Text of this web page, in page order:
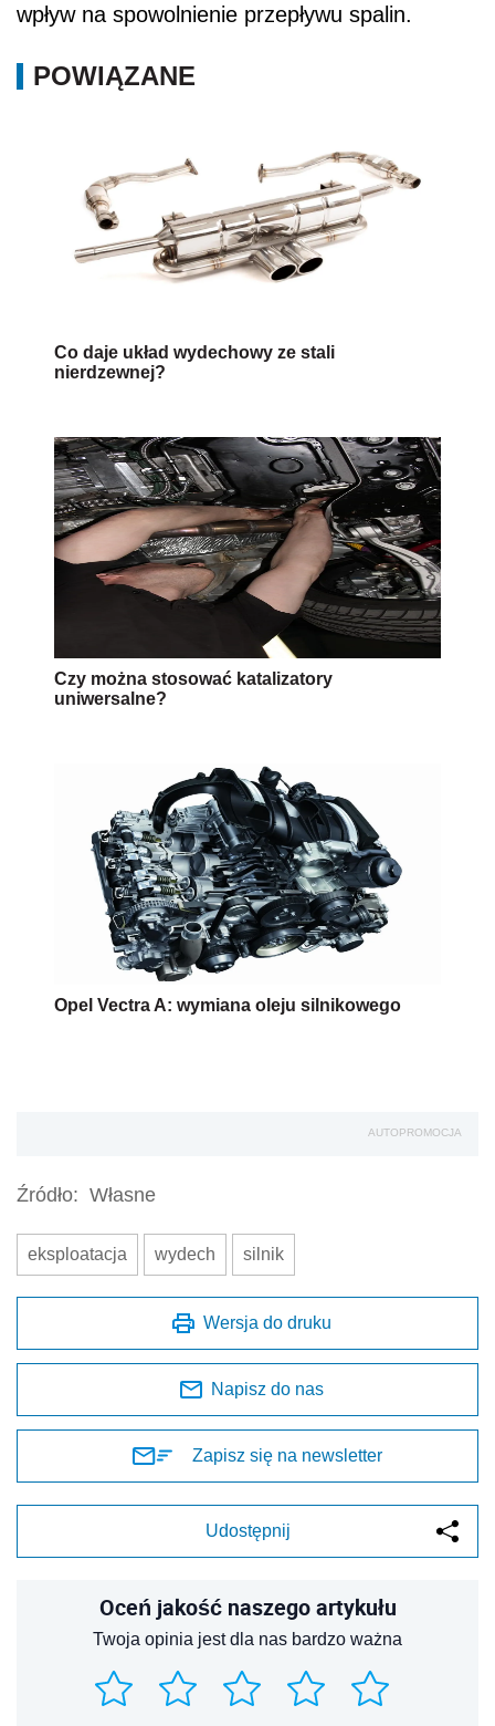
wpływ na spowolnienie przepływu spalin.
POWIĄZANE
Co daje układ wydechowy ze stali
nierdzewnej?
Czy można stosować katalizatory
uniwersalne?
Opel Vectra A: wymiana oleju silnikowego
AUTOPROMOCJA
Źródło: Własne
eksploatacja wydech silnik
Wersja do druku
Napisz do nas
Zapisz się na newsletter
Udostępnij
Oceń jakość naszego artykułu
Twoja opinia jest dla nas bardzo ważna